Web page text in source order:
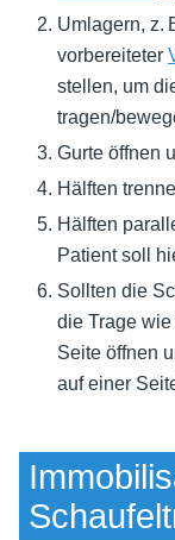
Umlagern, z.
vorbereiteter
stellen, um
tragen/
Gurte öffnen
Hälften
Hälften
Patient soll
Sollten die
die Trage
Seite öffnen
auf einer